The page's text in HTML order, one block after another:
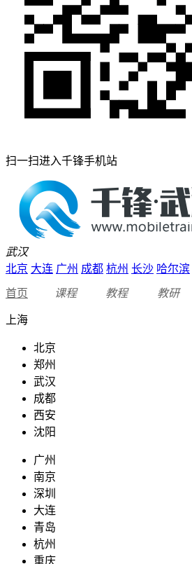
扫一扫进入千锋手机站
武汉
北京 大连 广州 成都 杭州 长沙 哈尔滨
首页 课程 教程 教研
上海
北京
郑州
武汉
成都
西安
沈阳
广州
南京
深圳
大连
青岛
杭州
重庆